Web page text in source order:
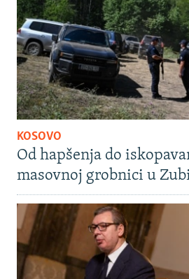
KOSOVO
Od hapšenja do
masovnoj grobnici u